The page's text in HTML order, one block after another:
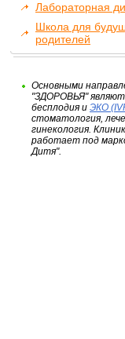
Лабораторная
Школа для
родителей
Основными
"ЗДОРОВЬЯ"
бесплодия и ЭКО
стоматология,
гинекология.
работает под
Дитя".